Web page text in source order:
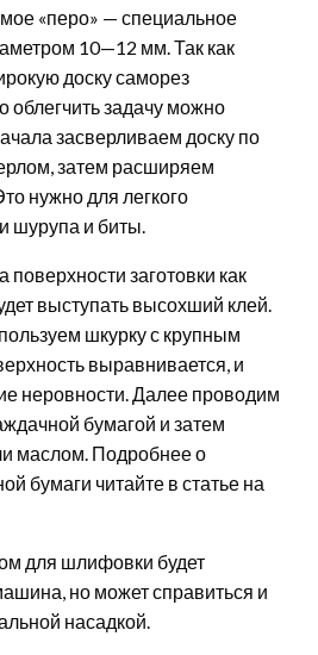
«перо» — специальное
10—12 мм. Так как
доску саморез
облегчить задачу можно
засверливаем доску по
затем расширяем
нужно для легкого
шурупа и биты.
заготовки как
выступать высохший клей.
шкурку с крупным
выравнивается, и
неровности. Далее проводим
бумагой и затем
маслом. Подробнее о
бумаги читайте в статье на
для шлифовки будет
но может справиться и
насадкой.